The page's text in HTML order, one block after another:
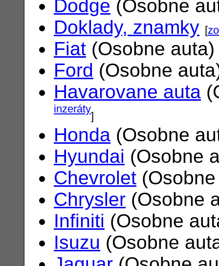
Dodge (Osobne
Doklady, znamky [
Fiat (Osobne
Ford (Osobne
Havarovane auta
inzeráty]
Honda (Osobne
Hyundai (Osobne
Chevrolet
Chrysler (Osobne
Infiniti (Osobne
Isuzu (Osobne